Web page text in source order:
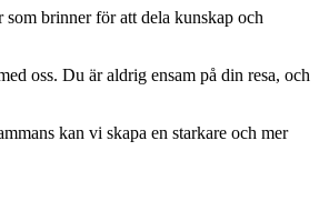
brinner för att dela kunskap och
oss. Du är aldrig ensam på din resa, och
kan vi skapa en starkare och mer